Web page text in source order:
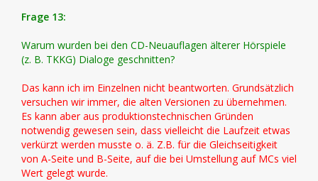
Frage 13:
Warum wurden bei den CD-Neuauflagen älterer Hörspiele
(z. B. TKKG) Dialoge geschnitten?
Das kann ich im Einzelnen nicht beantworten. Grundsätzlich
versuchen wir immer, die alten Versionen zu übernehmen.
Es kann aber aus produktionstechnischen Gründen
notwendig gewesen sein, dass vielleicht die Laufzeit etwas
verkürzt werden musste o. ä. Z.B. für die Gleichseitigkeit
von A-Seite und B-Seite, auf die bei Umstellung auf MCs viel
Wert gelegt wurde.